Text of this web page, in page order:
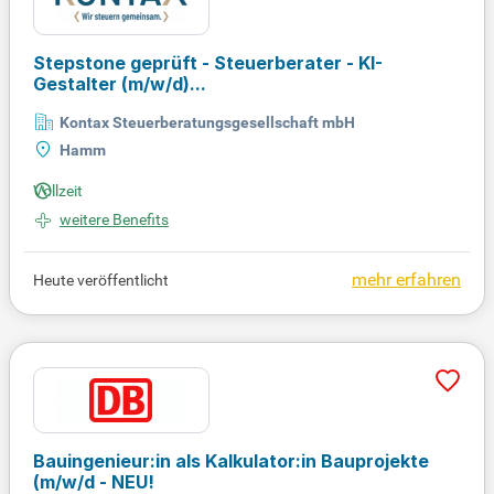
anche!
Stepstone geprüft - Steuerberater - KI-
Gestalter (m/w/d)...
Kontax Steuerberatungsgesellschaft mbH
Hamm
Vollzeit
weitere Benefits
mehr erfahren
Heute veröffentlicht
Bauingenieur:in als Kalkulator:in Bauprojekte
(m/w/d - NEU!